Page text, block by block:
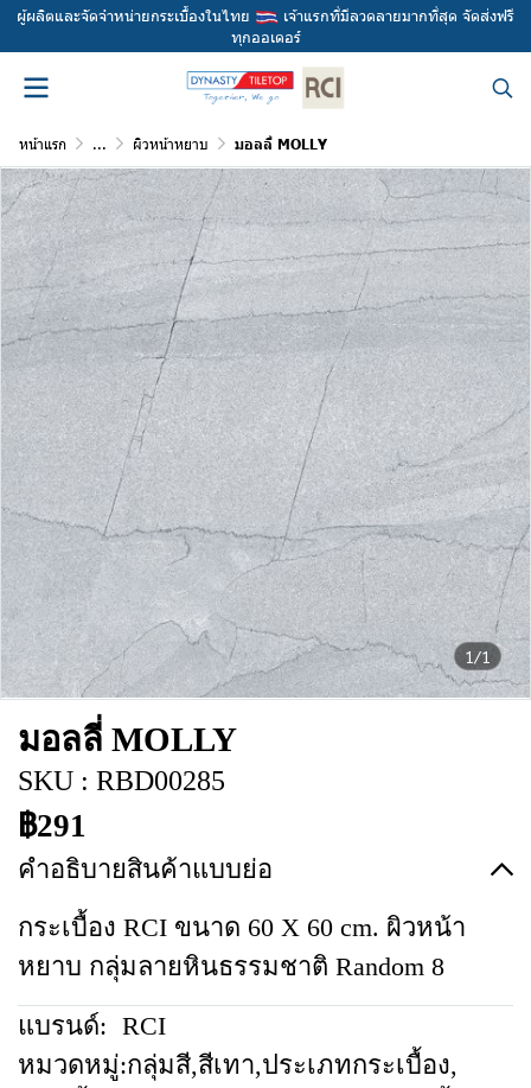
ผู้ผลิตและจัดจำหน่ายกระเบื้องในไทย
เจ้าแรกที่มีลวดลายมากที่สุด จัดส่งฟรี
ทุกออเดอร์
หน้าแรก ... ผิวหน้าหยาบ มอลลี่ MOLLY
1/1
มอลลี่ MOLLY
SKU : RBD00285
฿291
คำอธิบายสินค้าแบบย่อ
กระเบื้อง RCI ขนาด 60 X 60 cm. ผิวหน้า
หยาบ กลุ่มลายหินธรรมชาติ Random 8
แบรนด์: RCI
หมวดหมู่:กลุ่มสี,สีเทา,ประเภทกระเบื้อง,